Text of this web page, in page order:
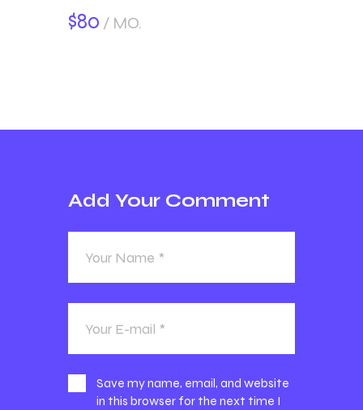
$80 MO.
Add Your Comment
Save my name, email, and website
in this browser for the next time I